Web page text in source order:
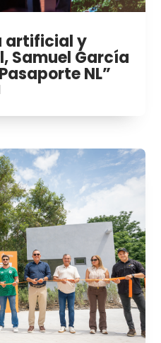
artificial y
Samuel García
NL”